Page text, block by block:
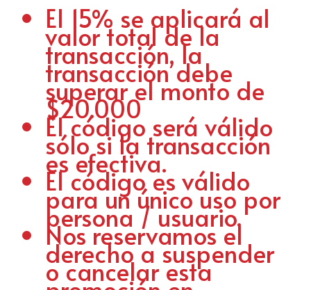
El 15% se aplicará al
valor total de la
transacción, la
transacción debe
superar el monto de
$20.000
El código será válido
sólo si la transacción
es efectiva.
El código es válido
para un único uso por
persona / usuario.
Nos reservamos el
derecho a suspender
o cancelar esta